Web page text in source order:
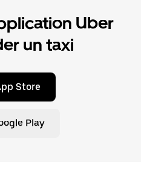
Uber
un taxi
Store
Play